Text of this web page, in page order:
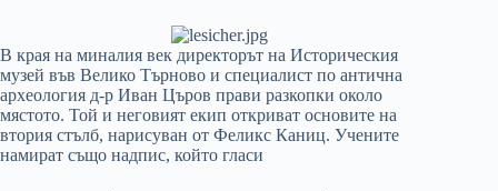
В края на миналия век директорът на Историческия
музей във Велико Търново и специалист по антична
археология д-р Иван Църов прави разкопки около
мястото. Той и неговият екип откриват основите на
втория стълб, нарисуван от Феликс Каниц. Учените
намират също надпис, който гласи